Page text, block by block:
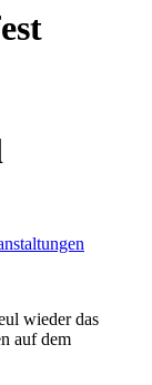
wieder das
auf dem